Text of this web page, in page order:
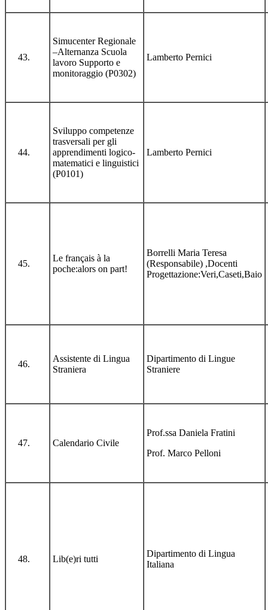
Simucenter Regionale
–Alternanza Scuola
lavoro Supporto e
monitoraggio (P0302)
Lamberto Pernici
Sviluppo competenze
trasversali per gli
apprendimenti logico-
matematici e linguistici
(P0101)
Lamberto Pernici
Le français à la
poche:alors on part!
Borrelli Maria Teresa
(Responsabile) ,Docenti
Progettazione:Veri,Caseti,Baio
Assistente di Lingua
Straniera
Dipartimento di Lingue
Straniere
Calendario Civile
Prof.ssa Daniela Fratini
Prof. Marco Pelloni
Lib(e)ri tutti
Dipartimento di Lingua
Italiana